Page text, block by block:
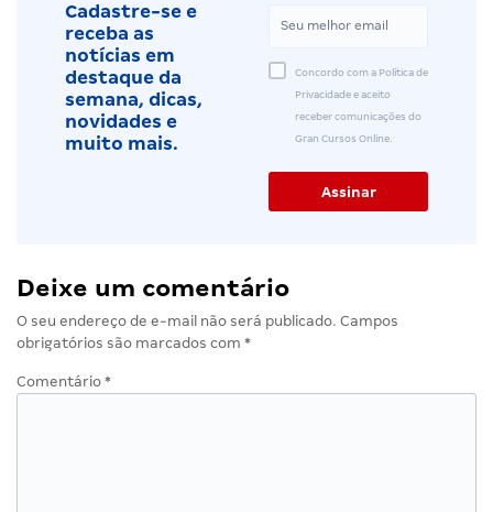
Cadastre-se e
receba as
notícias em
destaque da
semana, dicas,
novidades e
muito mais.
Concordo com a Política de
Privacidade e aceito
receber comunicações do
Gran Cursos Online.
Deixe um comentário
O seu endereço de e-mail não será publicado. Campos
obrigatórios são marcados com *
Comentário *